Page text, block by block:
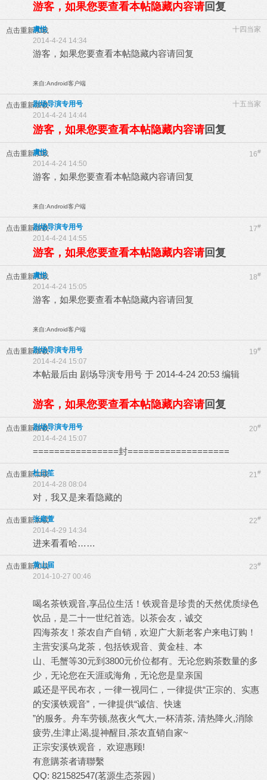
游客，如果您要查看本帖隐藏内容请回复
点击重新加载 十四当家
虞悦
2014-4-24 14:34
游客，如果您要查看本帖隐藏内容请回复
来自:Android客户端
点击重新加载 十五当家
剧场导演专用号
2014-4-24 14:44
游客，如果您要查看本帖隐藏内容请回复
点击重新加载 16#
虞悦
2014-4-24 14:50
游客，如果您要查看本帖隐藏内容请回复
来自:Android客户端
点击重新加载 17#
剧场导演专用号
2014-4-24 14:55
游客，如果您要查看本帖隐藏内容请回复
点击重新加载 18#
虞悦
2014-4-24 15:05
游客，如果您要查看本帖隐藏内容请回复
来自:Android客户端
点击重新加载 19#
剧场导演专用号
2014-4-24 15:07
本帖最后由 剧场导演专用号 于 2014-4-24 20:53 编辑
游客，如果您要查看本帖隐藏内容请回复
点击重新加载 20#
剧场导演专用号
2014-4-24 15:07
================封===================
点击重新加载 21#
杜日笙
2014-4-28 08:04
对，我又是来看隐藏的
点击重新加载 22#
张庭萱
2014-4-29 14:34
进来看看哈……
点击重新加载 23#
黄山届
2014-10-27 00:46
喝名茶铁观音,享品位生活！铁观音是珍贵的天然优质绿色
饮品，是二十一世纪首选。以茶会友，诚交
四海茶友！茶农自产自销，欢迎广大新老客户来电订购！
主营安溪乌龙茶，包括铁观音、黄金桂、本
山、毛蟹等30元到3800元价位都有。无论您购茶数量的多
少，无论您在天涯或海角，无论您是皇亲国
戚还是平民布衣，一律一视同仁，一律提供“正宗的、实惠
的安溪铁观音”，一律提供“诚信、快速
”的服务。舟车劳顿,熬夜火气大,一杯清茶, 清热降火,消除
疲劳,生津止渴,提神醒目,茶农直销自家~
正宗安溪铁观音， 欢迎惠顾!
有意購茶者请聯繫
QQ: 821582547(茗源生态茶园）